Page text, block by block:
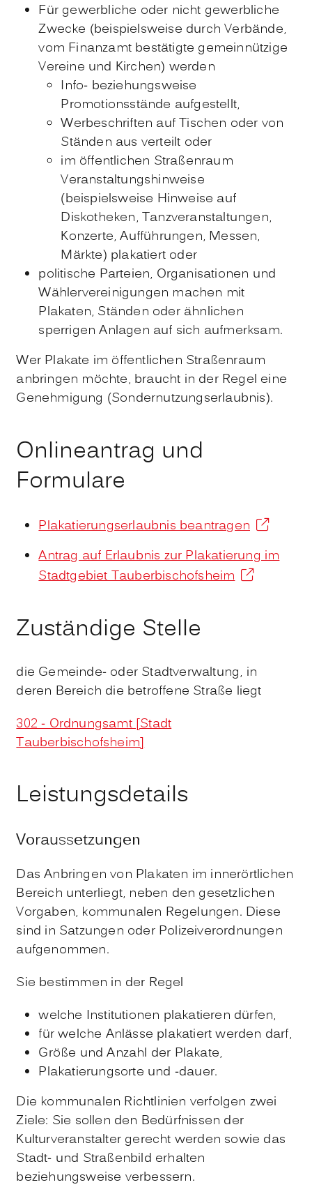
Für gewerbliche oder nicht gewerbliche
Zwecke (beispielsweise durch Verbände,
vom Finanzamt bestätigte gemeinnützige
Vereine und Kirchen) werden
Info- beziehungsweise
Promotionsstände aufgestellt,
Werbeschriften auf Tischen oder von
Ständen aus verteilt oder
im öffentlichen Straßenraum
Veranstaltungshinweise
(beispielsweise Hinweise auf
Diskotheken, Tanzveranstaltungen,
Konzerte, Aufführungen, Messen,
Märkte) plakatiert oder
politische Parteien, Organisationen und
Wählervereinigungen machen mit
Plakaten, Ständen oder ähnlichen
sperrigen Anlagen auf sich aufmerksam.
Wer Plakate im öffentlichen Straßenraum
anbringen möchte, braucht in der Regel eine
Genehmigung (Sondernutzungserlaubnis).
Onlineantrag und
Formulare
Plakatierungserlaubnis beantragen
Antrag auf Erlaubnis zur Plakatierung im
Stadtgebiet Tauberbischofsheim
Zuständige Stelle
die Gemeinde- oder Stadtverwaltung, in
deren Bereich die betroffene Straße liegt
302 - Ordnungsamt [Stadt
Tauberbischofsheim]
Leistungsdetails
Voraussetzungen
Das Anbringen von Plakaten im innerörtlichen
Bereich unterliegt, neben den gesetzlichen
Vorgaben, kommunalen Regelungen. Diese
sind in Satzungen oder Polizeiverordnungen
aufgenommen.
Sie bestimmen in der Regel
welche Institutionen plakatieren dürfen,
für welche Anlässe plakatiert werden darf,
Größe und Anzahl der Plakate,
Plakatierungsorte und -dauer.
Die kommunalen Richtlinien verfolgen zwei
Ziele: Sie sollen den Bedürfnissen der
Kulturveranstalter gerecht werden sowie das
Stadt- und Straßenbild erhalten
beziehungsweise verbessern.